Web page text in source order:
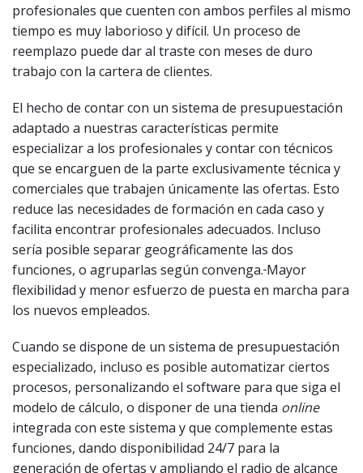
profesionales que cuenten con ambos perfiles al mismo
tiempo es muy laborioso y difícil. Un proceso de
reemplazo puede dar al traste con meses de duro
trabajo con la cartera de clientes.
El hecho de contar con un sistema de presupuestación
adaptado a nuestras características permite
especializar a los profesionales y contar con técnicos
que se encarguen de la parte exclusivamente técnica y
comerciales que trabajen únicamente las ofertas. Esto
reduce las necesidades de formación en cada caso y
facilita encontrar profesionales adecuados. Incluso
sería posible separar geográficamente las dos
funciones, o agruparlas según convenga. Mayor
flexibilidad y menor esfuerzo de puesta en marcha para
los nuevos empleados.
Cuando se dispone de un sistema de presupuestación
especializado, incluso es posible automatizar ciertos
procesos, personalizando el software para que siga el
modelo de cálculo, o disponer de una tienda online
integrada con este sistema y que complemente estas
funciones, dando disponibilidad 24/7 para la
generación de ofertas y ampliando el radio de alcance